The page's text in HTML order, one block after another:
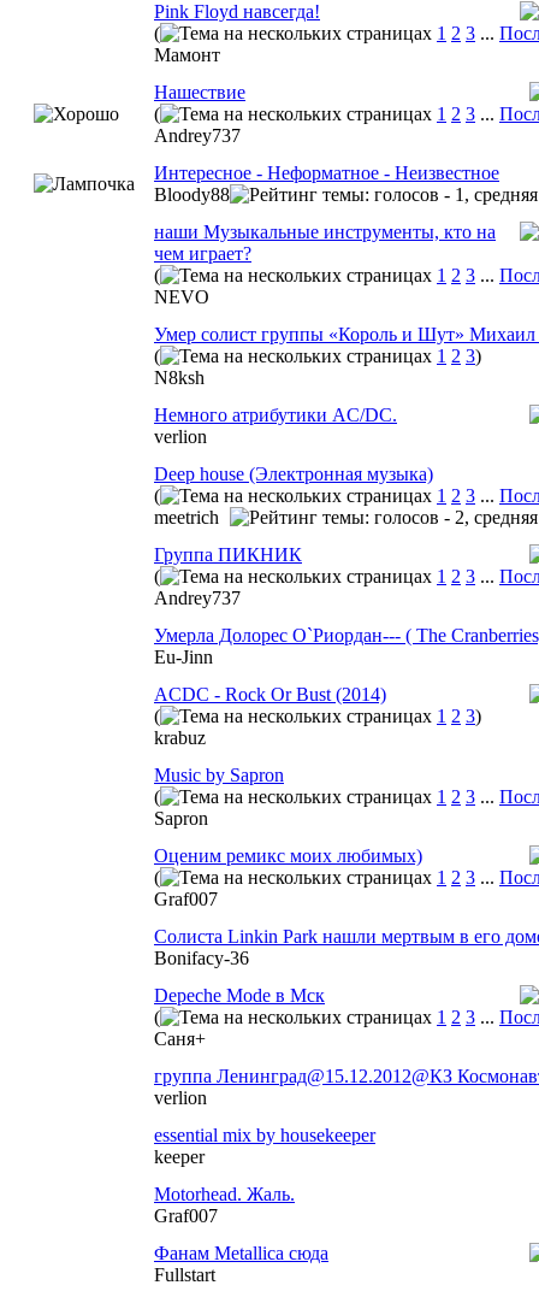
Pink Floyd навсегда!
(
1 2 3 ...
Мамонт
Нашествие
(
1 2 3 ...
Andrey737
Интересное - Неформатное - Неизвестное
Bloody88
наши Музыкальные инструменты, кто на
чем играет?
(
1 2 3 ...
NEVO
Умер солист группы «Король и Шут» Михаил
(
1 2 3)
N8ksh
Немного атрибутики AC/DC.
verlion
Deep house (Электронная музыка)
(
1 2 3 ...
meetrich
Группа ПИКНИК
(
1 2 3 ...
Andrey737
Умерла Долорес О`Риордан--- ( The
Eu-Jinn
ACDC - Rock Or Bust (2014)
(
1 2 3)
krabuz
Music by Sapron
(
1 2 3 ...
Sapron
Оценим ремикс моих любимых)
(
1 2 3 ...
Graf007
Солиста Linkin Park нашли мертвым в его
Bonifacy-36
Depeche Mode в Мск
(
1 2 3 ...
Саня+
группа Ленинград@15.12.2012@КЗ
verlion
essential mix by housekeeper
keeper
Motorhead. Жаль.
Graf007
Фанам Metallica сюда
Fullstart